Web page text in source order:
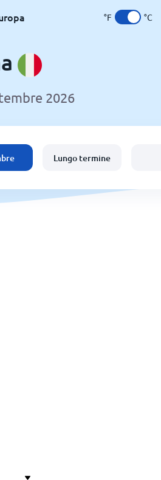
°F °C
2026
Lungo termine